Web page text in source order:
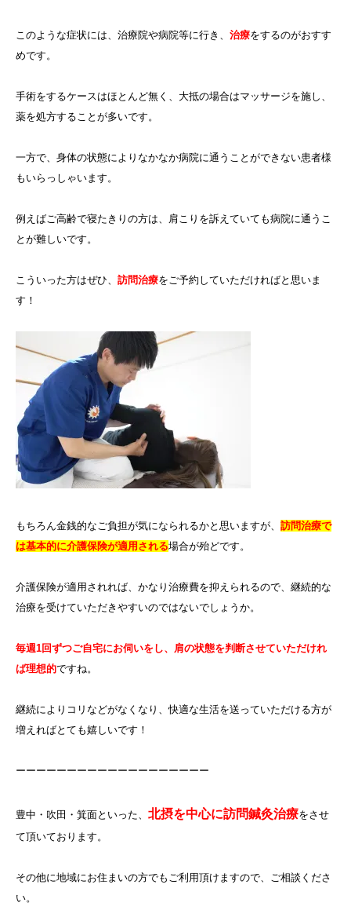
このような症状には、 治療院や病院等に行き、 治療をするのがおすす
めです。
手術をするケースはほとんど無く、大抵の場合はマッサージを施し、
薬を処方することが多いです。
一方で、身体の状態によりなかなか病院に通うことができない患者様
もいらっしゃいます。
例えばご高齢で寝たきりの方は、肩こりを訴えていても病院に通うこ
とが難しいです。
こういった方はぜひ、 訪問治療をご予約していただければと思いま
す！
もちろん金銭的なご負担が気になられるかと思いますが、 訪問治療で
は基本的に介護保険が適用される場合が殆どです。
介護保険が適用されれば、かなり治療費を抑えられるので、継続的な
治療を受けていただきやすいのではないでしょうか。
毎週1回ずつご自宅にお伺いをし、肩の状態を判断させていただけれ
ば理想的ですね。
継続によりコリなどがなくなり、快適な生活を送っていただける方が
増えればとても嬉しいです！
ーーーーーーーーーーーーーーーーーーー
豊中・吹田・箕面といった、 北摂を中心に訪問鍼灸治療をさせ
て頂いております。
その他に地域にお住まいの方でもご利用頂けますので、ご相談くださ
い。